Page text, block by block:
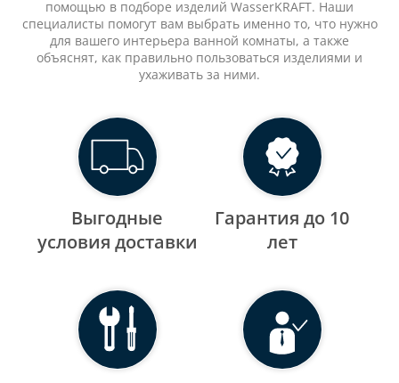
помощью в подборе изделий WasserKRAFT. Наши
специалисты помогут вам выбрать именно то, что нужно
для вашего интерьера ванной комнаты, а также
объяснят, как правильно пользоваться изделиями и
ухаживать за ними.
Выгодные
уcловия доставки
Гарантия до 10
лет